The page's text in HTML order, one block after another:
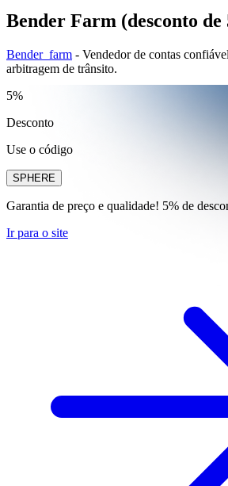
Bender Farm (desconto de
Bender_farm - Vendedor de contas
arbitragem de trânsito.
5%
Desconto
Use o código
SPHERE
Garantia de preço e qualidade! 5% de
Ir para o site